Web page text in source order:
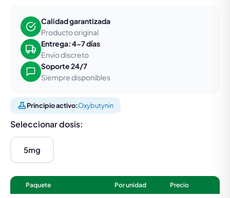
Calidad garantizada
Producto original
Entrega: 4-7 días
Envío discreto
Soporte 24/7
Siempre disponibles
Principio activo:Oxybutynin
Seleccionar dosis:
5mg
Paquete Por unidad Precio